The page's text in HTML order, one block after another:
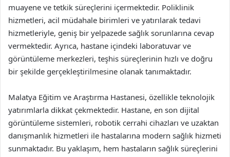
muayene ve tetkik süreçlerini içermektedir. Poliklinik
hizmetleri, acil müdahale birimleri ve yatırılarak tedavi
hizmetleriyle, geniş bir yelpazede sağlık sorunlarına cevap
vermektedir. Ayrıca, hastane içindeki laboratuvar ve
görüntüleme merkezleri, teşhis süreçlerinin hızlı ve doğru
bir şekilde gerçekleştirilmesine olanak tanımaktadır.
Malatya Eğitim ve Araştırma Hastanesi, özellikle teknolojik
yatırımlarla dikkat çekmektedir. Hastane, en son dijital
görüntüleme sistemleri, robotik cerrahi cihazları ve uzaktan
danışmanlık hizmetleri ile hastalarına modern sağlık hizmeti
sunmaktadır. Bu yaklaşım, hem hastaların sağlık süreçlerini